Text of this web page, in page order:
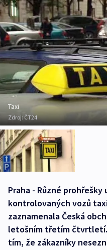
Taxi
Zdroj:ČT24
Praha - Různé prohřešky
kontrolovaných vozů
zaznamenala Česká
letošním třetím čtvrtletí.
tím, že zákazníky